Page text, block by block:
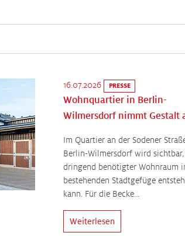
16.07.2026 PRESSE
Wohnquartier in Berlin-
Wilmersdorf nimmt Gestalt
Im Quartier an der Sodener
Berlin-Wilmersdorf wird
dringend benötigter Wohnraum
bestehenden Stadtgefüge
kann. Für die Becke…
Weiterlesen